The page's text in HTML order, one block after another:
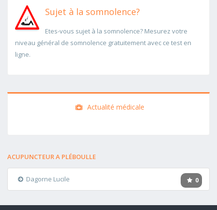
Sujet à la somnolence?
Etes-vous sujet à la somnolence? Mesurez votre
niveau général de somnolence gratuitement avec ce test en
ligne.
Actualité médicale
ACUPUNCTEUR A PLÉBOULLE
0
Dagorne Lucile